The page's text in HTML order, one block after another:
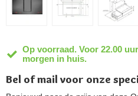
Op voorraad. Voor 22.00
morgen in huis.
Bel of mail voor onze